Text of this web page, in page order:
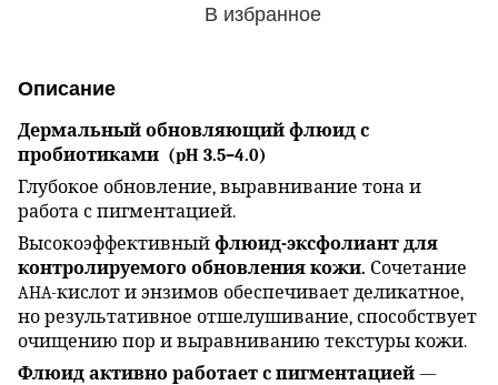
В избранное
Описание
Дермальный обновляющий флюид с
пробиотиками (pH 3.5–4.0)
Глубокое обновление, выравнивание тона и
работа с пигментацией.
Высокоэффективный флюид-эксфолиант для
контролируемого обновления кожи. Сочетание
AHA-кислот и энзимов обеспечивает деликатное,
но результативное отшелушивание, способствует
очищению пор и выравниванию текстуры кожи.
Флюид активно работает с пигментацией —